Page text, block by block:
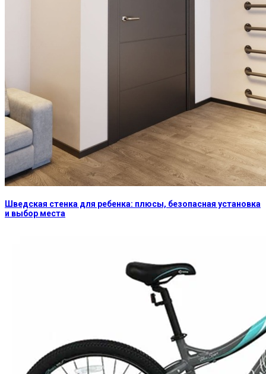
Шведская стенка для ребенка: плюсы, безопасная установка
и выбор места